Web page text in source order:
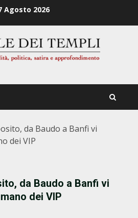
Agosto 2026
da Baudo a Banfi vi
dei VIP
da Baudo a Banfi vi
dei VIP